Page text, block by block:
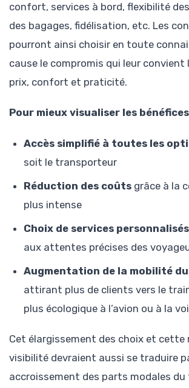
confort, services à bord, flexibilité
des bagages, fidélisation, etc. Les
pourront ainsi choisir en toute
cause le compromis qui leur convient
prix, confort et praticité.
Pour mieux visualiser les
Accès simplifié à toutes les
soit le transporteur
Réduction des coûts grâce à la
plus intense
Choix de services personnalisés
aux attentes précises des
Augmentation de la mobilité
attirant plus de clients vers le
plus écologique à l’avion ou à la
Cet élargissement des choix et cette
visibilité devraient aussi se traduire
accroissement des parts modales du